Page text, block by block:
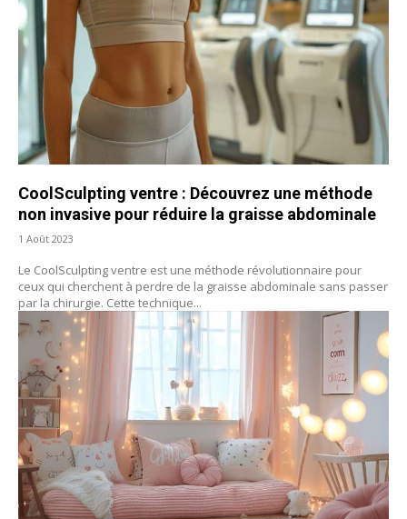
CoolSculpting ventre : Découvrez une méthode
non invasive pour réduire la graisse abdominale
1 Août 2023
Le CoolSculpting ventre est une méthode révolutionnaire pour
ceux qui cherchent à perdre de la graisse abdominale sans passer
par la chirurgie. Cette technique...